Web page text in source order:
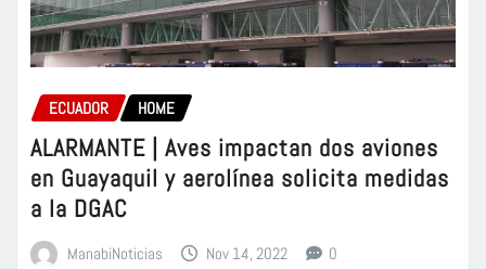
ECUADOR HOME
ALARMANTE | Aves impactan dos aviones
en Guayaquil y aerolínea solicita medidas
a la DGAC
ManabiNoticias Nov 14, 2022 0